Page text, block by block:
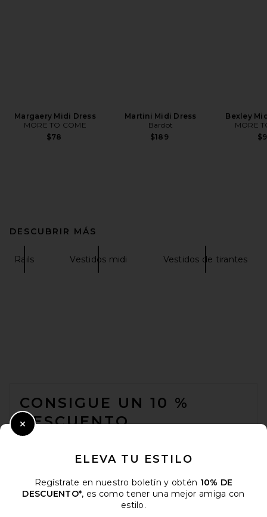
Margaery Midi Dress
MORE TO COME
$78
Martini Midi Dress
Bardot
$189
Bexley
MORE
DESCUBRIR MÁS
Rails Vestidos midi Vestidos de tirantes
CONSIGUE UN 10 %
DESCUENTO
electrónico. Puede retirarse en cualquier momento.
Email Address
ELEVA TU ESTILO
Regístrate en nuestro boletín y obtén 10% DE
DESCUENTO*, es como tener una mejor amiga con
estilo.
Close Modal